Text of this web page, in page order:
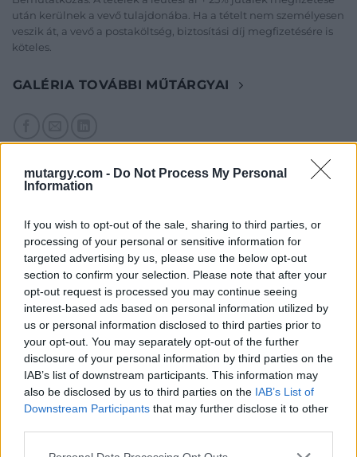
mutargy.com - Do Not Process My Personal
Information
If you wish to opt-out of the sale, sharing to third parties, or
processing of your personal or sensitive information for
targeted advertising by us, please use the below opt-out
section to confirm your selection. Please note that after your
opt-out request is processed you may continue seeing
interest-based ads based on personal information utilized by
us or personal information disclosed to third parties prior to
your opt-out. You may separately opt-out of the further
disclosure of your personal information by third parties on the
IAB’s list of downstream participants. This information may
also be disclosed by us to third parties on the IAB’s List of
Downstream Participants that may further disclose it to other
után kerülnek a vevő tulajdonába. Ha a tételt nem személyesen
veszik át, a vevő a postaköltség, biztosítási díj megfizetésére is
köteles.
GALÉRIA TOVÁBBI MŰTÁRGYAI
KAPCSOLÓDÓ MŰTÁRGYAK
cca 1930 Börtsök László Schunda V. József: A